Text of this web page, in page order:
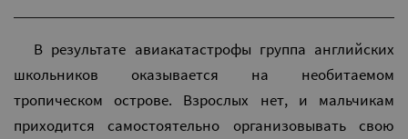
В результате авиакатастрофы группа английских
школьников оказывается на необитаемом
тропическом острове. Взрослых нет, и мальчикам
приходится самостоятельно организовывать свою